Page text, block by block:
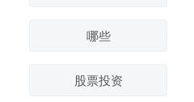
哪些
股票投资